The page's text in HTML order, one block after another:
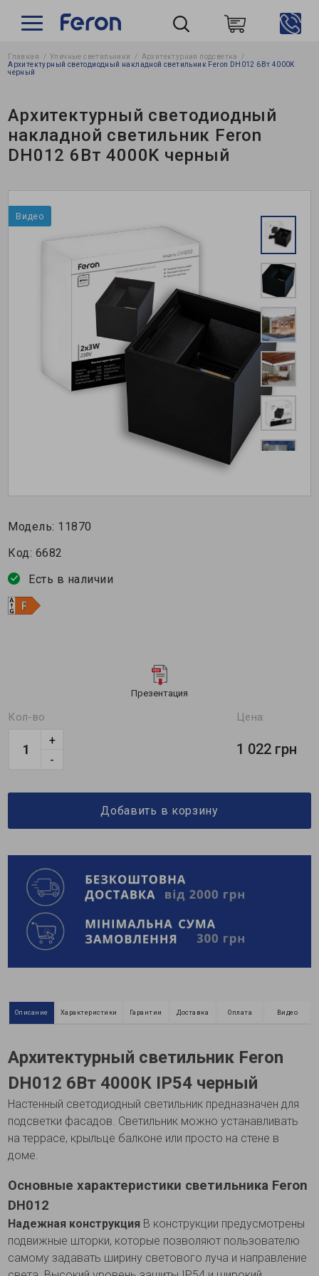
Пошук
Главная Уличные светильники
Архитектурная подсветка
Архитектурный светодиодный накладной светильник Feron DH012 6Вт 4000K
черный
Архитектурный светодиодный
накладной светильник Feron
DH012 6Вт 4000K черный
Видео
Модель: 11870
Код: 6682
Есть в наличии
Презентация
Кол-во
-
+
Цена:
1 022 грн
Добавить в корзину
Описание Характеристики Гарантии Доставка Оплата Видео
Архитектурный светильник Feron
DH012 6Вт 4000К IP54 черный
Настенный светодиодный светильник предназначен для
подсветки фасадов. Светильник можно устанавливать
на террасе, крыльце балконе или просто на стене в
доме.
Основные характеристики светильника Feron
DH012
Надежная конструкция В конструкции предусмотрены
подвижные шторки, которые позволяют пользователю
самому задавать ширину светового луча и направление